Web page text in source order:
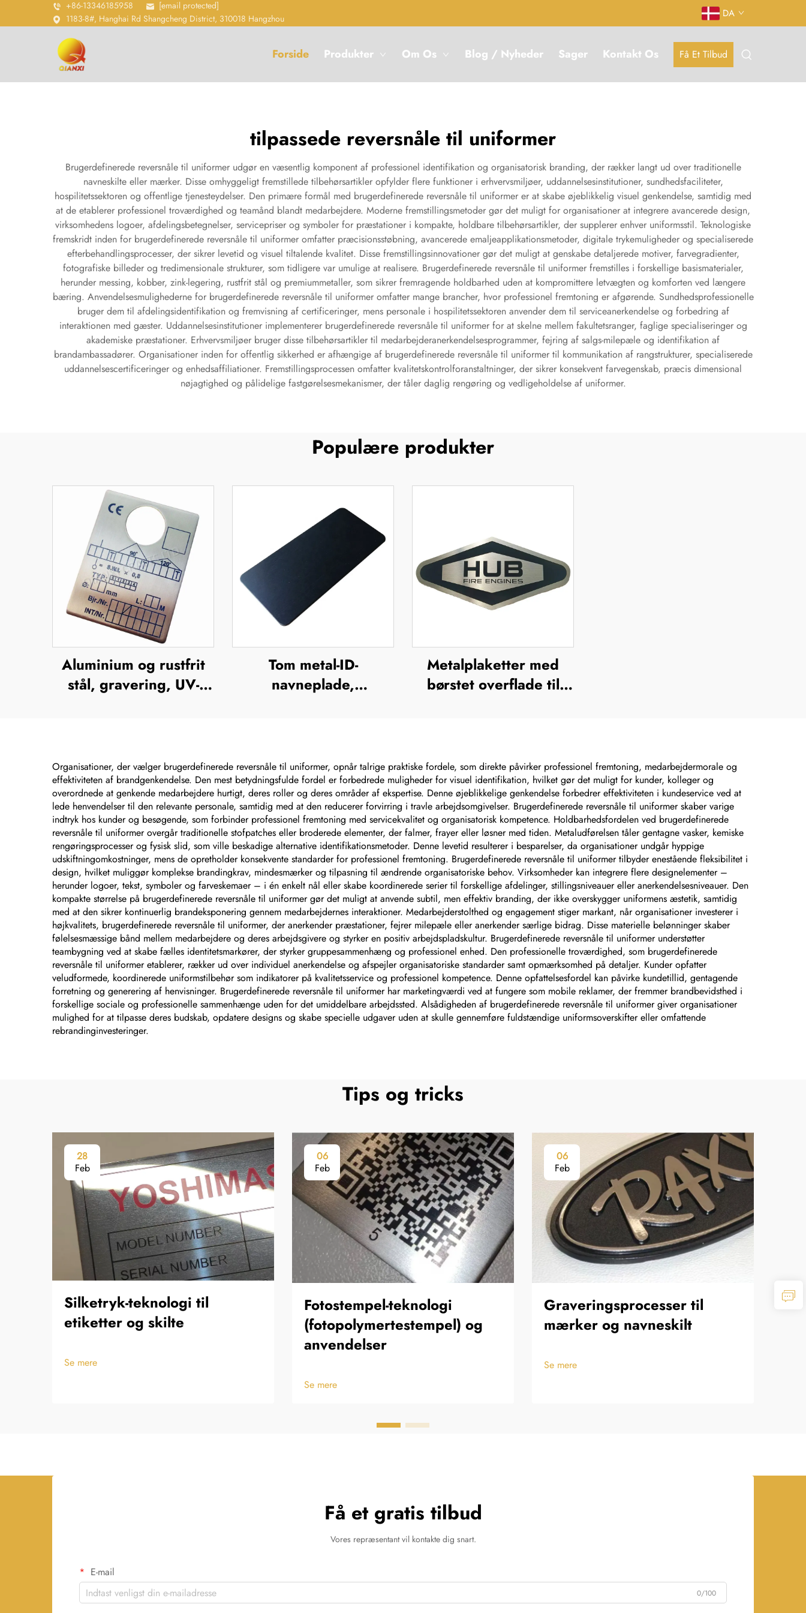
+86-13346185958
[email protected]
1183-8#, Hanghai Rd Shangcheng District, 310018 Hangzhou
DA
Forside Produkter Om Os Blog / Nyheder Sager Kontakt Os Få Et Tilbud
tilpassede reversnåle til uniformer
Brugerdefinerede reversnåle til uniformer udgør en væsentlig komponent af professionel identifikation og organisatorisk branding, der rækker langt ud over traditionelle
navneskilte eller mærker. Disse omhyggeligt fremstillede tilbehørsartikler opfylder flere funktioner i erhvervsmiljøer, uddannelsesinstitutioner, sundhedsfaciliteter,
hospilitetssektoren og offentlige tjenesteydelser. Den primære formål med brugerdefinerede reversnåle til uniformer er at skabe øjeblikkelig visuel genkendelse, samtidig med
at de etablerer professionel troværdighed og teamånd blandt medarbejdere. Moderne fremstillingsmetoder gør det muligt for organisationer at integrere avancerede design,
virksomhedens logoer, afdelingsbetegnelser, servicepriser og symboler for præstationer i kompakte, holdbare tilbehørsartikler, der supplerer enhver uniformsstil. Teknologiske
fremskridt inden for brugerdefinerede reversnåle til uniformer omfatter præcisionsstøbning, avancerede emaljeapplikationsmetoder, digitale trykemuligheder og specialiserede
efterbehandlingsprocesser, der sikrer levetid og visuel tiltalende kvalitet. Disse fremstillingsinnovationer gør det muligt at genskabe detaljerede motiver, farvegradienter,
fotografiske billeder og tredimensionale strukturer, som tidligere var umulige at realisere. Brugerdefinerede reversnåle til uniformer fremstilles i forskellige basismaterialer,
herunder messing, kobber, zink-legering, rustfrit stål og premiummetaller, som sikrer fremragende holdbarhed uden at kompromittere letvægten og komforten ved længere
bæring. Anvendelsesmulighederne for brugerdefinerede reversnåle til uniformer omfatter mange brancher, hvor professionel fremtoning er afgørende. Sundhedsprofessionelle
bruger dem til afdelingsidentifikation og fremvisning af certificeringer, mens personale i hospilitetssektoren anvender dem til serviceanerkendelse og forbedring af
interaktionen med gæster. Uddannelsesinstitutioner implementerer brugerdefinerede reversnåle til uniformer for at skelne mellem fakultetsranger, faglige specialiseringer og
akademiske præstationer. Erhvervsmiljøer bruger disse tilbehørsartikler til medarbejderanerkendelsesprogrammer, fejring af salgs-milepæle og identifikation af
brandambassadører. Organisationer inden for offentlig sikkerhed er afhængige af brugerdefinerede reversnåle til uniformer til kommunikation af rangstrukturer, specialiserede
uddannelsescertificeringer og enhedsaffiliationer. Fremstillingsprocessen omfatter kvalitetskontrolforanstaltninger, der sikrer konsekvent farvegenskab, præcis dimensional
nøjagtighed og pålidelige fastgørelsesmekanismer, der tåler daglig rengøring og vedligeholdelse af uniformer.
Populære produkter
Aluminium og rustfrit
stål, gravering, UV-
mærkeskilte, forhøjet
metalplade
Tom metal-ID-
navneplade,
navneplade i rustfrit
stål, mærkeskilt
Metalplaketter med
børstet overflade til
lasergraverede,
anodiserede
aluminiums-navneskilte,
etiket
Organisationer, der vælger brugerdefinerede reversnåle til uniformer, opnår talrige praktiske fordele, som direkte påvirker professionel fremtoning, medarbejdermorale og
effektiviteten af brandgenkendelse. Den mest betydningsfulde fordel er forbedrede muligheder for visuel identifikation, hvilket gør det muligt for kunder, kolleger og
overordnede at genkende medarbejdere hurtigt, deres roller og deres områder af ekspertise. Denne øjeblikkelige genkendelse forbedrer effektiviteten i kundeservice ved at
lede henvendelser til den relevante personale, samtidig med at den reducerer forvirring i travle arbejdsomgivelser. Brugerdefinerede reversnåle til uniformer skaber varige
indtryk hos kunder og besøgende, som forbinder professionel fremtoning med servicekvalitet og organisatorisk kompetence. Holdbarhedsfordelen ved brugerdefinerede
reversnåle til uniformer overgår traditionelle stofpatches eller broderede elementer, der falmer, frayer eller løsner med tiden. Metaludførelsen tåler gentagne vasker, kemiske
rengøringsprocesser og fysisk slid, som ville beskadige alternative identifikationsmetoder. Denne levetid resulterer i besparelser, da organisationer undgår hyppige
udskiftningomkostninger, mens de opretholder konsekvente standarder for professionel fremtoning. Brugerdefinerede reversnåle til uniformer tilbyder enestående fleksibilitet i
design, hvilket muliggør komplekse brandingkrav, mindesmærker og tilpasning til ændrende organisatoriske behov. Virksomheder kan integrere flere designelementer –
herunder logoer, tekst, symboler og farveskemaer – i én enkelt nål eller skabe koordinerede serier til forskellige afdelinger, stillingsniveauer eller anerkendelsesniveauer. Den
kompakte størrelse på brugerdefinerede reversnåle til uniformer gør det muligt at anvende subtil, men effektiv branding, der ikke overskygger uniformens æstetik, samtidig
med at den sikrer kontinuerlig brandeksponering gennem medarbejdernes interaktioner. Medarbejderstolthed og engagement stiger markant, når organisationer investerer i
højkvalitets, brugerdefinerede reversnåle til uniformer, der anerkender præstationer, fejrer milepæle eller anerkender særlige bidrag. Disse materielle belønninger skaber
følelsesmæssige bånd mellem medarbejdere og deres arbejdsgivere og styrker en positiv arbejdspladskultur. Brugerdefinerede reversnåle til uniformer understøtter
teambygning ved at skabe fælles identitetsmarkører, der styrker gruppesammenhæng og professionel enhed. Den professionelle troværdighed, som brugerdefinerede
reversnåle til uniformer etablerer, rækker ud over individuel anerkendelse og afspejler organisatoriske standarder samt opmærksomhed på detaljer. Kunder opfatter
veludformede, koordinerede uniformstilbehør som indikatorer på kvalitetsservice og professionel kompetence. Denne opfattelsesfordel kan påvirke kundetillid, gentagende
forretning og generering af henvisninger. Brugerdefinerede reversnåle til uniformer har marketingværdi ved at fungere som mobile reklamer, der fremmer brandbevidsthed i
forskellige sociale og professionelle sammenhænge uden for det umiddelbare arbejdssted. Alsådigheden af brugerdefinerede reversnåle til uniformer giver organisationer
mulighed for at tilpasse deres budskab, opdatere designs og skabe specielle udgaver uden at skulle gennemføre fuldstændige uniformsoverskifter eller omfattende
rebrandinginvesteringer.
Tips og tricks
28
Feb
Silketryk-teknologi til
etiketter og skilte
Se mere
06
Feb
Fotostempel-teknologi
(fotopolymertestempel) og
anvendelser
Se mere
06
Feb
Graveringsprocesser til
mærker og navneskilt
Se mere
Få et gratis tilbud
Vores repræsentant vil kontakte dig snart.
E-mail
0/100